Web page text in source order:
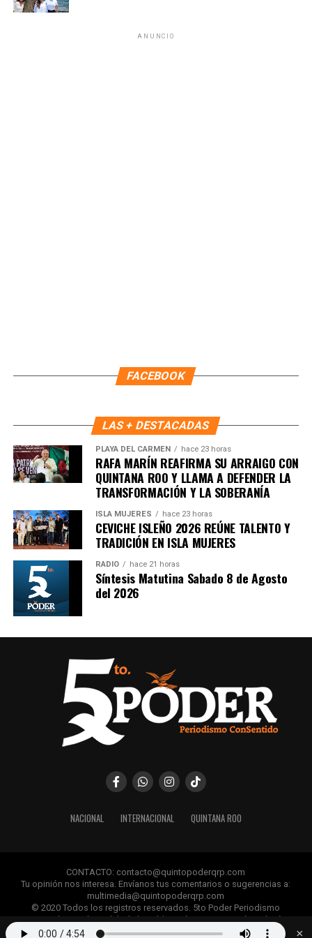
Estos resultados consolidan el compromiso de la SSC de
Únete al canal oficial de WhatsApp de
en tu teléfono.
Unirme al canal de WhatsApp
ANUNCIO
FACEBOOK
LAS + DESTACADAS
PLAYA DEL CARMEN hace 23 horas
RAFA MARÍN REAFIRMA SU ARRAIGO CON
QUINTANA ROO Y LLAMA A DEFENDER LA
TRANSFORMACIÓN Y LA SOBERANÍA
ISLA MUJERES hace 23 horas
CEVICHE ISLEÑO 2026 REÚNE TALENTO Y
TRADICIÓN EN ISLA MUJERES
RADIO hace 21 horas
Síntesis Matutina Sabado 8 de Agosto
del 2026
NACIONAL INTERNACIONAL QUINTANA ROO
CONTACTO: contacto@quintopoderqrp.com
Tu opinión nos interesa. Envíanos tus comentarios o sugerencias a:
multimedia@quintopoderqrp.com
© 2020 Todos los registros reservados. 5to Poder Periodismo
ConSentido Queda prohibida la publicación, retransmisión, edición y
cualquier uso de los contenidos sin permiso previo.
×